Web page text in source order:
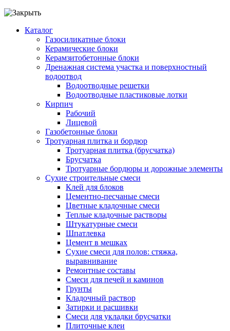
Каталог
Газосиликатные блоки
Керамические блоки
Керамзитобетонные блоки
Дренажная система участка и поверхностный
водоотвод
Водоотводные решетки
Водоотводные пластиковые лотки
Кирпич
Рабочий
Лицевой
Газобетонные блоки
Тротуарная плитка и бордюр
Тротуарная плитка (брусчатка)
Брусчатка
Тротуарные бордюры и дорожные элементы
Сухие строительные смеси
Клей для блоков
Цементно-песчаные смеси
Цветные кладочные смеси
Теплые кладочные растворы
Штукатурные смеси
Шпатлевка
Цемент в мешках
Сухие смеси для полов: стяжка,
выравнивание
Ремонтные составы
Смеси для печей и каминов
Грунты
Кладочный раствор
Затирки и расшивки
Смеси для укладки брусчатки
Плиточные клеи